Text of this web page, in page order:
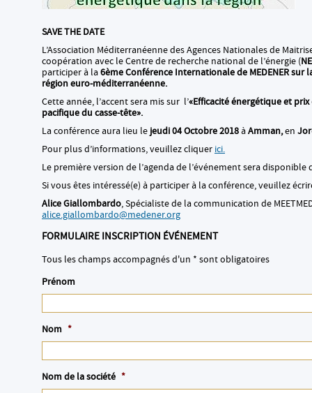
SAVE THE DATE
L’Association Méditerranéenne des Agences Nationales de
coopération avec le Centre de recherche national de l’énergie (
participer à la6ème Conférence Internationale de MEDENER
région euro-méditerranéenne.
Cette année, l’accent sera mis sur l’«Efficacité énergétique et prix
pacifique du casse-tête».
La conférence aura lieu le jeudi04 Octobre 2018 àAmman,en
Pour plus d’informations, veuillez cliquer ici.
Le première version de l’agenda de l’événement sera disponible
Si vous êtes intéressé(e) à participer à la conférence, veuillez
Alice Giallombardo, Spécialiste de la communication de
alice.giallombardo@medener.org
FORMULAIRE INSCRIPTION ÉVÉNEMENT
Tous les champs accompagnés d'un * sont obligatoires
Prénom
Nom *
Nom de la société *